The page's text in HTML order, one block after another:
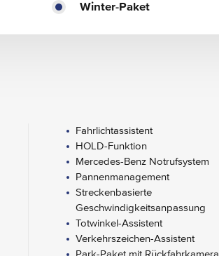
Winter-Paket
Fahrlichtassistent
HOLD-Funktion
Mercedes-Benz Notrufsystem
Pannenmanagement
Streckenbasierte
Geschwindigkeitsanpassung
Totwinkel-Assistent
Verkehrszeichen-Assistent